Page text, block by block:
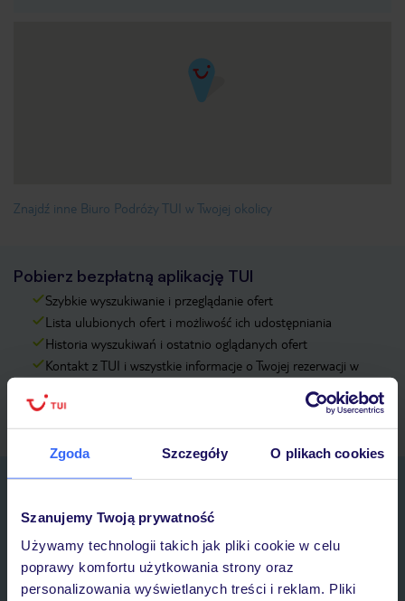
Zgoda Szczegóły O plikach cookies
Szanujemy Twoją prywatność
Używamy technologii takich jak pliki cookie w celu
poprawy komfortu użytkowania strony oraz
personalizowania wyświetlanych treści i reklam. Pliki
Znajdź inne Biuro Podróży TUI w Twojej okolicy
Pobierz bezpłatną aplikację TUI
Szybkie wyszukiwanie i przeglądanie ofert
Lista ulubionych ofert i możliwość ich udostępniania
Historia wyszukiwań i ostatnio oglądanych ofert
Kontakt z TUI i wszystkie informacje o Twojej rezerwacji w
E-MAIL*